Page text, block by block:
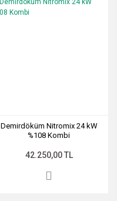
Demirdöküm Nitromix 24 kW
%108 Kombi
42.250,00 TL